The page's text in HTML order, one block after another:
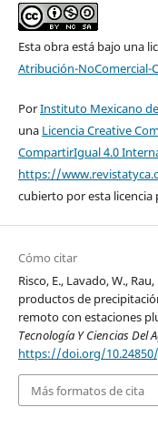
Esta obra está bajo una
Atribución-NoComercial-
PorInstituto Mexicano
una Licencia Creative
CompartirIgual 4.0
https://
cubierto por esta licencia
Cómo citar
Risco, E., Lavado, W.,
productos de
remoto con estaciones
Tecnología Y Ciencias Del
https://doi.org/10.24850/
Más formatos de cita